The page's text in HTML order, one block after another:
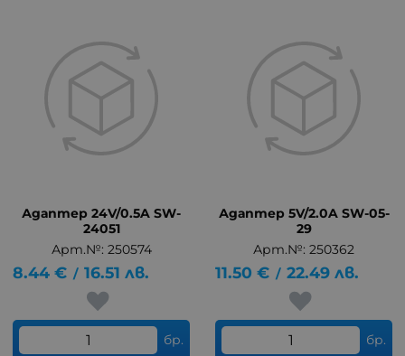
Адаптер 24V/0.5A SW-
24051
Арт.№: 250574
8.44 € / 16.51 лв.
бр.
Адаптер 5V/2.0A SW-05-
29
Арт.№: 250362
11.50 € / 22.49 лв.
бр.